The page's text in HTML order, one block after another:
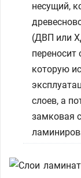
несущий,
(ДВП или
переносит
которую
слоев, а
замковая